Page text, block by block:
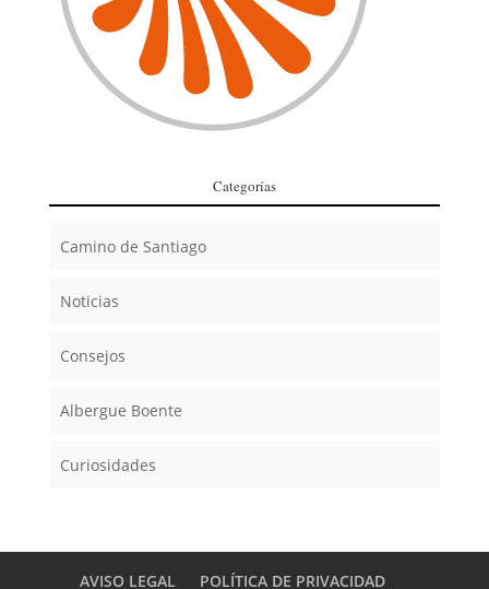
Categorías
Camino de Santiago
Noticias
Consejos
Albergue Boente
Curiosidades
AVISO LEGAL POLÍTICA DE PRIVACIDAD